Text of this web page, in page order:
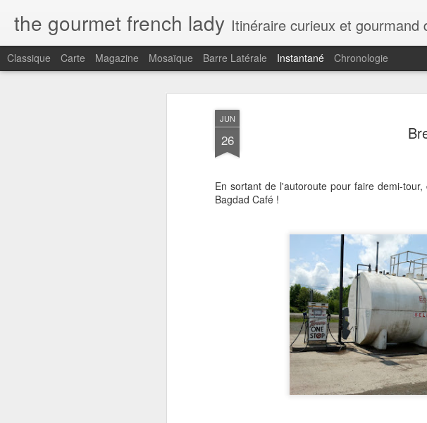
JUN
26
En sortant de l'autoroute pour faire demi-
Bagdad Café !
the gourmet french lady Itinéraire curieux et
Classique Carte Magazine Mosaïque Barre Latérale Instantané Chronologie